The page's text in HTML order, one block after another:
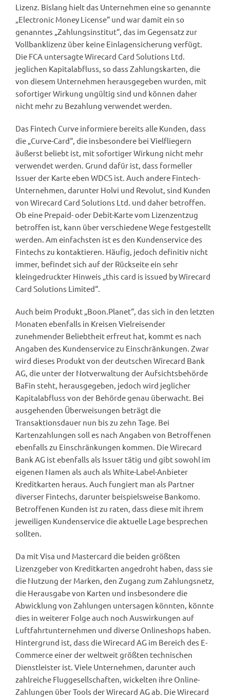
Lizenz. Bislang hielt das Unternehmen eine so genannte
„Electronic Money License“ und war damit ein so
genanntes „Zahlungsinstitut“, das im Gegensatz zur
Vollbanklizenz über keine Einlagensicherung verfügt.
Die FCA untersagte Wirecard Card Solutions Ltd.
jeglichen Kapitalabfluss, so dass Zahlungskarten, die
von diesem Unternehmen herausgegeben wurden, mit
sofortiger Wirkung ungültig sind und können daher
nicht mehr zu Bezahlung verwendet werden.
Das Fintech Curve informiere bereits alle Kunden, dass
die „Curve-Card“, die insbesondere bei Vielfliegern
äußerst beliebt ist, mit sofortiger Wirkung nicht mehr
verwendet werden. Grund dafür ist, dass formeller
Issuer der Karte eben WDCS ist. Auch andere Fintech-
Unternehmen, darunter Holvi und Revolut, sind Kunden
von Wirecard Card Solutions Ltd. und daher betroffen.
Ob eine Prepaid- oder Debit-Karte vom Lizenzentzug
betroffen ist, kann über verschiedene Wege festgestellt
werden. Am einfachsten ist es den Kundenservice des
Fintechs zu kontaktieren. Häufig, jedoch definitiv nicht
immer, befindet sich auf der Rückseite ein sehr
kleingedruckter Hinweis „this card is issued by Wirecard
Card Solutions Limited“.
Auch beim Produkt „Boon.Planet“, das sich in den letzten
Monaten ebenfalls in Kreisen Vielreisender
zunehmender Beliebtheit erfreut hat, kommt es nach
Angaben des Kundenservice zu Einschränkungen. Zwar
wird dieses Produkt von der deutschen Wirecard Bank
AG, die unter der Notverwaltung der Aufsichtsbehörde
BaFin steht, herausgegeben, jedoch wird jeglicher
Kapitalabfluss von der Behörde genau überwacht. Bei
ausgehenden Überweisungen beträgt die
Transaktionsdauer nun bis zu zehn Tage. Bei
Kartenzahlungen soll es nach Angaben von Betroffenen
ebenfalls zu Einschränkungen kommen. Die Wirecard
Bank AG ist ebenfalls als Issuer tätig und gibt sowohl im
eigenen Namen als auch als White-Label-Anbieter
Kreditkarten heraus. Auch fungiert man als Partner
diverser Fintechs, darunter beispielsweise Bankomo.
Betroffenen Kunden ist zu raten, dass diese mit ihrem
jeweiligen Kundenservice die aktuelle Lage besprechen
sollten.
Da mit Visa und Mastercard die beiden größten
Lizenzgeber von Kreditkarten angedroht haben, dass sie
die Nutzung der Marken, den Zugang zum Zahlungsnetz,
die Herausgabe von Karten und insbesondere die
Abwicklung von Zahlungen untersagen könnten, könnte
dies in weiterer Folge auch noch Auswirkungen auf
Luftfahrtunternehmen und diverse Onlineshops haben.
Hintergrund ist, dass die Wirecard AG im Bereich des E-
Commerce einer der weltweit größten technischen
Dienstleister ist. Viele Unternehmen, darunter auch
zahlreiche Fluggesellschaften, wickelten ihre Online-
Zahlungen über Tools der Wirecard AG ab. Die Wirecard